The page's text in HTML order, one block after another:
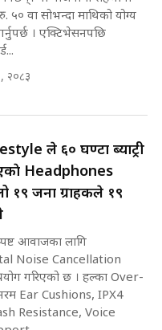
घुस दिने विचौलीया
|| SIDHAKURA
घुस | SIDHAKURA |
INVESTIGATION |
खोज्दै भौतारिदै सुवास
||
५० वा सोभन्दा माथिको योग्य
। एक्टिभेसनपछि
२०८३
ले ६० घण्टा ब्याट्री
Headphones
१९ जना ग्राहकले १९
आवाजका लागि
Noise Cancellation
गरिएको छ । हल्का Over-
Ear Cushions, IPX4
Resistance, Voice